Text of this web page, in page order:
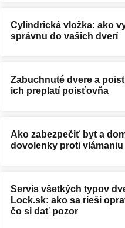
Cylindrická vložka: ako
správnu do vašich dverí
Zabuchnuté dvere a
ich preplatí poisťovňa
Ako zabezpečiť byt a
dovolenky proti vlámaniu
Servis všetkých typov
Lock.sk: ako sa rieši
čo si dať pozor